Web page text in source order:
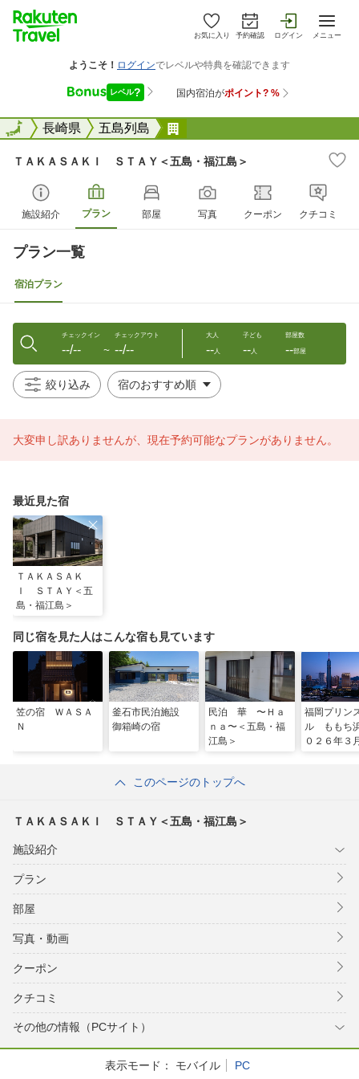
お気に入り 予約確認 ログイン メニュー
全国長崎県 五島列島
全国
ＴＡＫＡＳＡＫＩ ＳＴＡＹ＜五島・福江島＞
施設紹介 プラン 部屋 写真 クーポン クチコミ
プラン一覧
宿泊プラン
チェックイン
--/-- 〜
チェックアウト
--/--
大人
--人
子ども
--人
部屋数
--部屋
絞り込み
大変申し訳ありませんが、現在予約可能なプランがありません。
最近見た宿
ＴＡＫＡＳＡＫ
Ｉ ＳＴＡＹ＜五
島・福江島＞
同じ宿を見た人はこんな宿も見ています
笠の宿 ＷＡＳＡ
Ｎ
釜石市民泊施設
御箱崎の宿
民泊 華 〜Ｈａ
ｎａ〜＜五島・福
江島＞
福岡プリン
ル ももち
０２６年３
このページのトップへ
ＴＡＫＡＳＡＫＩ ＳＴＡＹ＜五島・福江島＞
施設紹介
プラン
部屋
写真・動画
クーポン
クチコミ
その他の情報（PCサイト）
表示モード： モバイル PC